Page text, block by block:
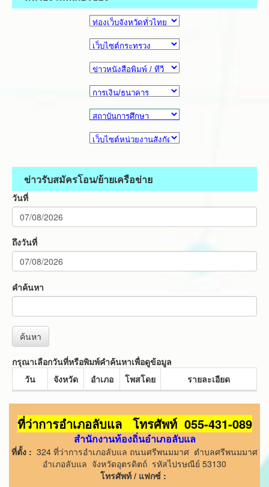
ข่าวรับสมัครโอน/ย้ายเครือข่าย
วันที่
ถึงวันที่
คำค้นหา
ค้นหา
กรุณาเลือกวันที่หรือพิมพ์คำค้นหาเพื่อดูข้อมูล
วัน
จังหวัด อำเภอ โพสโดย รายละเอียด
ที่ว่าการอำเภอลับแล โทรศัพท์ 055-431-089
สำนักงานท้องถิ่นอำเภอลับแล
ที่ตั้ง : 324 ที่ว่าการอำเภอลับแล ถนนศรีพนมมาศ ตำบลศรีพนมมาศ
อำเภอลับแล จังหวัดอุตรดิตถ์ รหัสไปรษณีย์ 53130
โทรศัพท์ / แฟกซ์ :